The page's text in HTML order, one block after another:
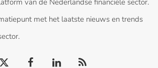
van de Nederlandse financiële sector.
met het laatste nieuws en trends